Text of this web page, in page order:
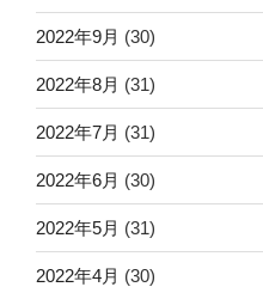
2022年9月 (30)
2022年8月 (31)
2022年7月 (31)
2022年6月 (30)
2022年5月 (31)
2022年4月 (30)